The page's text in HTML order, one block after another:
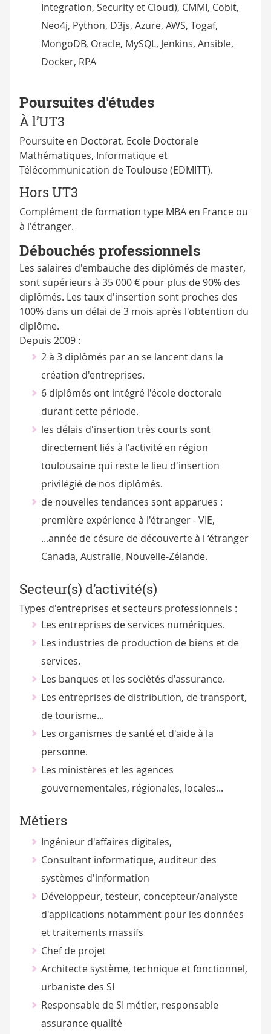
Integration, Security et Cloud), CMMI, Cobit,
Neo4j, Python, D3js, Azure, AWS, Togaf,
MongoDB, Oracle, MySQL, Jenkins, Ansible,
Docker, RPA
Poursuites d'études
À l’UT3
Poursuite en Doctorat. Ecole Doctorale
Mathématiques, Informatique et
Télécommunication de Toulouse (EDMITT).
Hors UT3
Complément de formation type MBA en France ou
à l'étranger.
Débouchés professionnels
Les salaires d'embauche des diplômés de master,
sont supérieurs à 35 000 € pour plus de 90% des
diplômés. Les taux d'insertion sont proches des
100% dans un délai de 3 mois après l'obtention du
diplôme.
Depuis 2009 :
2 à 3 diplômés par an se lancent dans la
création d'entreprises.
6 diplômés ont intégré l'école doctorale
durant cette période.
les délais d'insertion très courts sont
directement liés à l'activité en région
toulousaine qui reste le lieu d'insertion
privilégié de nos diplômés.
de nouvelles tendances sont apparues :
première expérience à l'étranger - VIE,
...année de césure de découverte à l ‘étranger
Canada, Australie, Nouvelle-Zélande.
Secteur(s) d’activité(s)
Types d'entreprises et secteurs professionnels :
Les entreprises de services numériques.
Les industries de production de biens et de
services.
Les banques et les sociétés d'assurance.
Les entreprises de distribution, de transport,
de tourisme...
Les organismes de santé et d'aide à la
personne.
Les ministères et les agences
gouvernementales, régionales, locales...
Métiers
Ingénieur d'affaires digitales,
Consultant informatique, auditeur des
systèmes d'information
Développeur, testeur, concepteur/analyste
d'applications notamment pour les données
et traitements massifs
Chef de projet
Architecte système, technique et fonctionnel,
urbaniste des SI
Responsable de SI métier, responsable
assurance qualité